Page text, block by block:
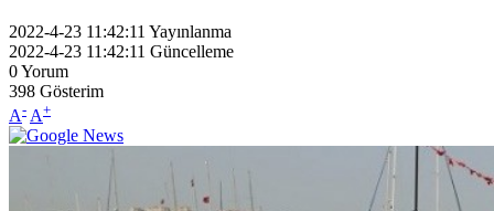
2022-4-23 11:42:11 Yayınlanma
2022-4-23 11:42:11 Güncelleme
0Yorum
398 Gösterim
A- A+